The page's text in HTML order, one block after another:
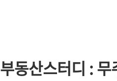
부동산스터디 :